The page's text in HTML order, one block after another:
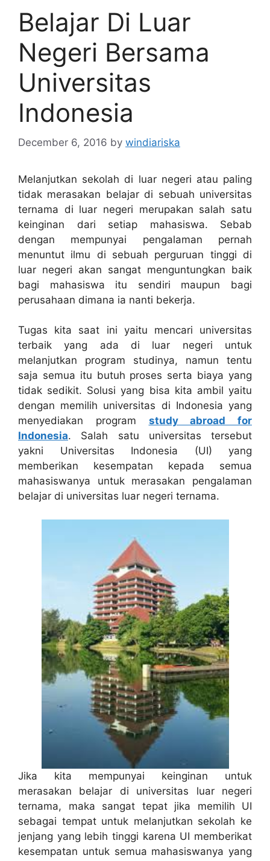
Belajar Di Luar
Negeri Bersama
Universitas
Indonesia
December 6, 2016 by windiariska
Melanjutkan sekolah di luar negeri atau paling
tidak merasakan belajar di sebuah universitas
ternama di luar negeri merupakan salah satu
keinginan dari setiap mahasiswa. Sebab
dengan mempunyai pengalaman pernah
menuntut ilmu di sebuah perguruan tinggi di
luar negeri akan sangat menguntungkan baik
bagi mahasiswa itu sendiri maupun bagi
perusahaan dimana ia nanti bekerja.
Tugas kita saat ini yaitu mencari universitas
terbaik yang ada di luar negeri untuk
melanjutkan program studinya, namun tentu
saja semua itu butuh proses serta biaya yang
tidak sedikit. Solusi yang bisa kita ambil yaitu
dengan memilih universitas di Indonesia yang
menyediakan program study abroad for
Indonesia. Salah satu universitas tersebut
yakni Universitas Indonesia (UI) yang
memberikan kesempatan kepada semua
mahasiswanya untuk merasakan pengalaman
belajar di universitas luar negeri ternama.
Jika kita mempunyai keinginan untuk
merasakan belajar di universitas luar negeri
ternama, maka sangat tepat jika memilih UI
sebagai tempat untuk melanjutkan sekolah ke
jenjang yang lebih tinggi karena UI memberikat
kesempatan untuk semua mahasiswanya yang